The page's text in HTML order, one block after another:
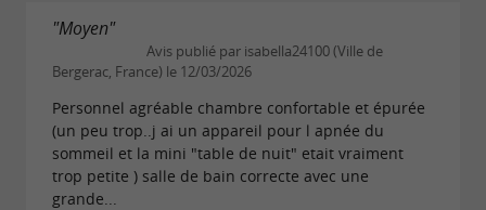
"Moyen"
Avis publié par isabella24100 (Ville de
Bergerac, France) le 12/03/2026
Personnel agréable chambre confortable et épurée
(un peu trop..j ai un appareil pour l apnée du
sommeil et la mini "table de nuit" etait vraiment
trop petite ) salle de bain correcte avec une
grande...